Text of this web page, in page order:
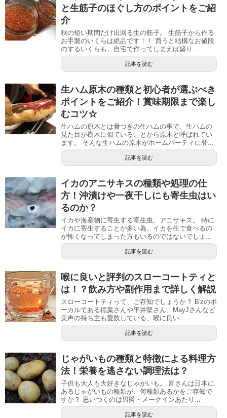
と生筋子のほぐし方のポイントをご紹
介
秋の短い期間だけ出回る生の筋子。 生筋子から作る
お手製のいくらは絶品です！！ 買うと結構なお値段
のするいくらも、自宅で作ってしまえば盛り...
記事を読む
生ハム原木の種類と初心者が選ぶべき
ポイントをご紹介！賞味期限まで楽し
むコツ☆
生ハムの原木とは骨つきの生ハムの事で、生ハムの
見た目が樹木に似ていることから原木と呼ばれてい
ます。 そんな生ハムの原木がホームパーティに登...
記事を読む
イカのアニサキスの種類や処理の仕
方！沖漬けや一夜干しにも寄生虫はい
るのか？
イカや海産物に寄生する寄生虫、アニサキス。 特に
イカに寄生することが多い為、イカを生で食べるの
が怖くなってしまった方もいるのではないでしょ...
記事を読む
喉に良いと評判のスローコートティと
は！？飲み方や副作用まで詳しく解説
スローコートティって、ご存知でしょうか？ B'zのボ
ーカルである稲葉さんや平井堅さん、MayJさんなど
美声の持ち主も愛飲している、喉に良い...
記事を読む
じゃがいもの種類と特徴による料理方
法！栄養を逃さない調理法は？
子供も大人も大好きなじゃがいも。 皆さんは日本に
あるじゃがいもの種類が、何種類あるかをご存知で
すか？ 思いつくのは男爵・メークインあたり...
記事を読む